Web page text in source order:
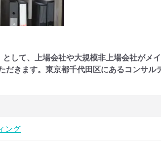
して、上場会社や大規模非上場会社がメ
だきます。東京都千代田区にあるコンサル
ング